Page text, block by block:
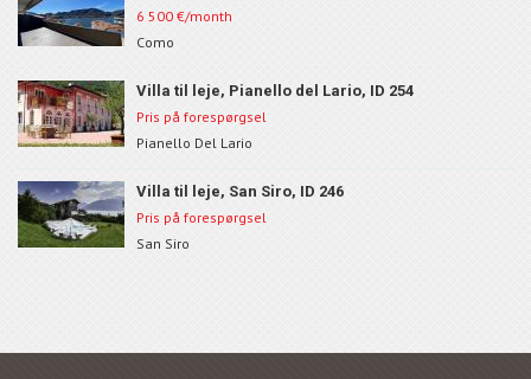
6 500 €/month
Como
Villa til leje, Pianello del Lario, ID 254
Pris på forespørgsel
Pianello Del Lario
Villa til leje, San Siro, ID 246
Pris på forespørgsel
San Siro